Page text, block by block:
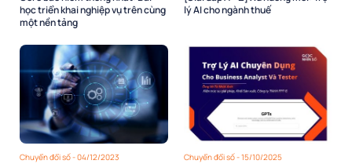
học triển khai nghiệp vụ trên cùng
một nền tảng
lý AI cho ngành thuế
Chuyển đổi số - 04/12/2023 Chuyển đổi số - 15/10/2025